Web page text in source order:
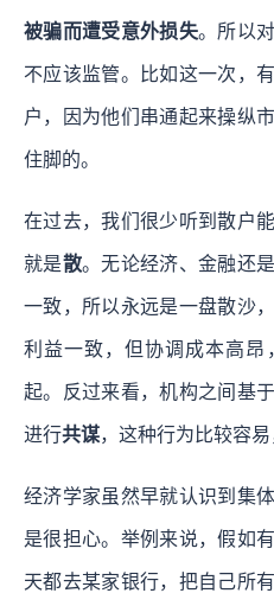
被骗而遭受意外损失。所以
不应该监管。比如这一次，
户，因为他们串通起来操纵
住脚的。
在过去，我们很少听到散户
就是散。无论经济、金融还
一致，所以永远是一盘散沙
利益一致，但协调成本高
起。反过来看，机构之间基
进行共谋，这种行为比较容
经济学家虽然早就认识到集
是很担心。举例来说，假如
天都去某家银行，把自己所